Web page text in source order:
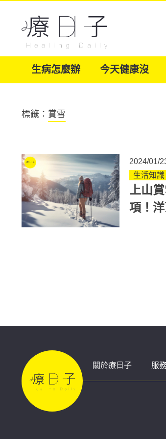
生病怎麼辦 今天健康沒
標籤： 賞雪
2024/01/
生活知識
上山
項！
關於療日子 服